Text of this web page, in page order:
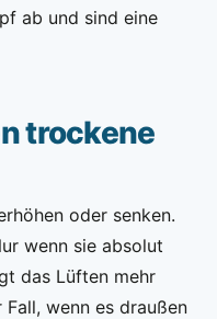
ab und sind eine
trockene
oder senken.
wenn sie absolut
das Lüften mehr
wenn es draußen